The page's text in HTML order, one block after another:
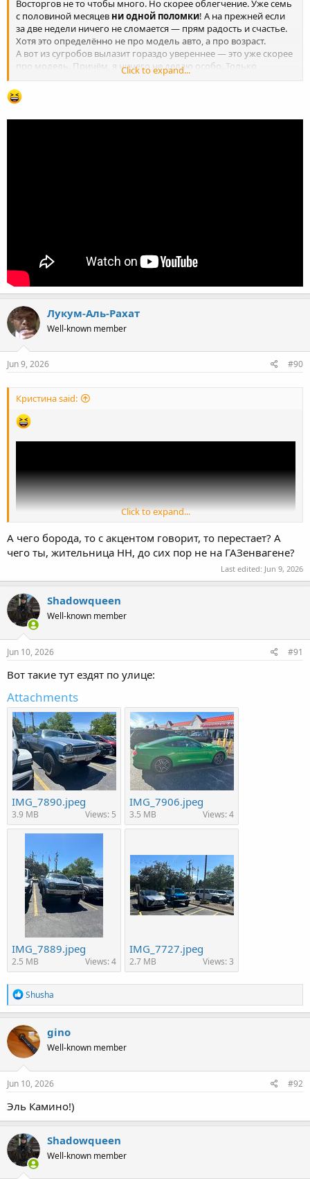
Восторгов не то чтобы много. Но скорее облегчение. Уже семь
с половиной месяцев ни одной поломки! А на прежней если
за две недели ничего не сломается — прям радость и счастье.
Хотя это определённо не про модель авто, а про возраст.
А вот из сугробов вылазит гораздо увереннее — это уже скорее
про модель. Причём, я ничего не делаю особо. Только
выставляю режим "снег" и жму педаль. А она уже сама решает,
как колёсами крутить правильно, чтобы выбраться. Это
нравится.
Click to expand...
Лукум-Аль-Рахат
Well-known member
Jun 9, 2026 #90
Кристина said:
Click to expand...
А чего борода, то с акцентом говорит, то перестает? А
чего ты, жительница НН, до сих пор не на ГАЗенвагене?
Last edited: Jun 9, 2026
Shadowqueen
Well-known member
Jun 10, 2026 #91
Вот такие тут ездят по улице:
Attachments
IMG_7890.jpeg
3.9 MB Views: 5
IMG_7906.jpeg
3.5 MB Views: 4
IMG_7889.jpeg
2.5 MB Views: 4
IMG_7727.jpeg
2.7 MB Views: 3
R
e
a
c
t
i
o
n
s
Shusha
gino
Well-known member
Jun 10, 2026 #92
Эль Камино!)
Shadowqueen
Well-known member